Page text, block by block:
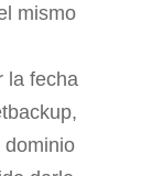
mismo
la fecha
dominio